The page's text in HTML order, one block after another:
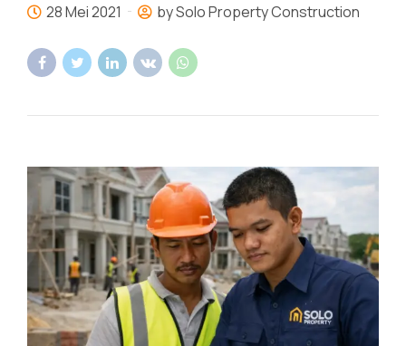
28 Mei 2021 by Solo Property Construction